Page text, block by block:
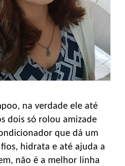
na verdade ele até
dois só rolou amizade
que dá um
hidrata e até ajuda a
não é a melhor linha